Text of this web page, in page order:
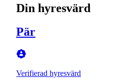
Din hyresvärd
Pär
Verifierad hyresvärd